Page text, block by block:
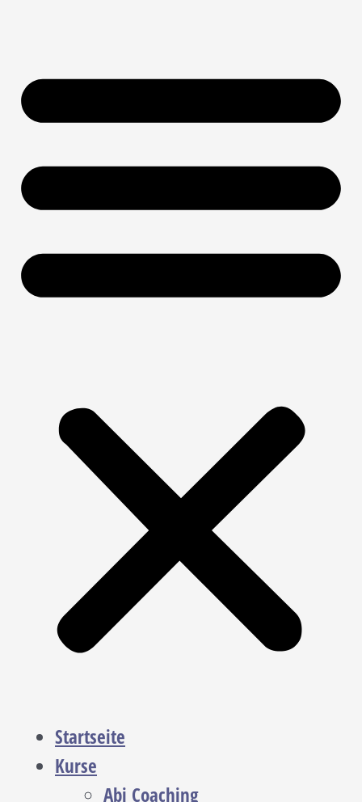
Startseite
Kurse
Abi Coaching